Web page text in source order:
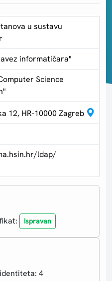
u sustavu
informatičara"
Science
12, HR-10000 Zagreb
ldap/
Ispravan
4